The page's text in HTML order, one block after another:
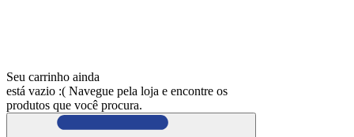
Seu carrinho ainda
está vazio :( Navegue pela loja e encontre os
produtos que você procura.